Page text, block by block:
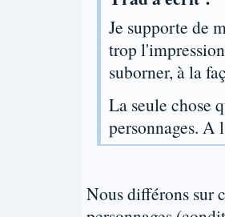
Je supporte de
trop
suborner, à la
La seule chose
personnages. A
Nous différons sur